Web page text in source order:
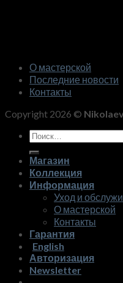
О мастерской
Последние новости
Контакты
Copyright 2026 ©
Искать:
Магазин
Коллекция
Информация
Уход и
О мастерской
Контакты
Гарантия
English
Авторизация
Newsletter